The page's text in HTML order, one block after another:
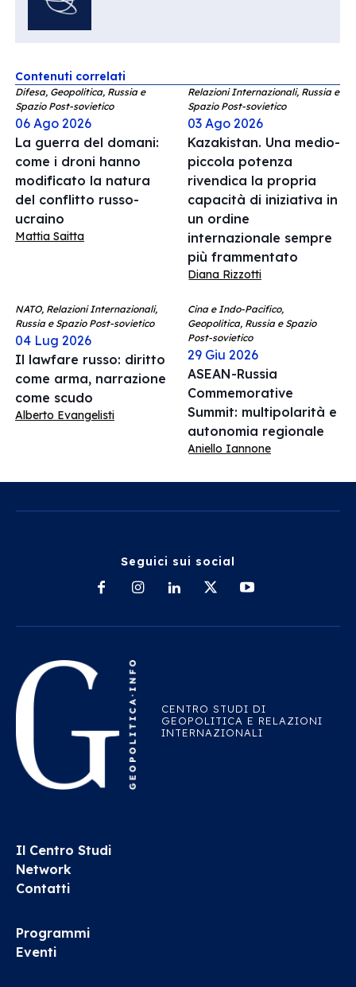
Contenuti correlati
Difesa, Geopolitica, Russia e
Spazio Post-sovietico
06 Ago 2026
La guerra del domani:
come i droni hanno
modificato la natura
del conflitto russo-
ucraino
Mattia Saitta
Relazioni Internazionali, Russia e
Spazio Post-sovietico
03 Ago 2026
Kazakistan. Una medio-
piccola potenza
rivendica la propria
capacità di iniziativa in
un ordine
internazionale sempre
più frammentato
Diana Rizzotti
NATO, Relazioni Internazionali,
Russia e Spazio Post-sovietico
04 Lug 2026
Il lawfare russo: diritto
come arma, narrazione
come scudo
Alberto Evangelisti
Cina e Indo-Pacifico,
Geopolitica, Russia e Spazio
Post-sovietico
29 Giu 2026
ASEAN-Russia
Commemorative
Summit: multipolarità e
autonomia regionale
Aniello Iannone
Seguici sui social
CENTRO STUDI DI
GEOPOLITICA E RELAZIONI
INTERNAZIONALI
Il Centro Studi
Network
Contatti
Programmi
Eventi